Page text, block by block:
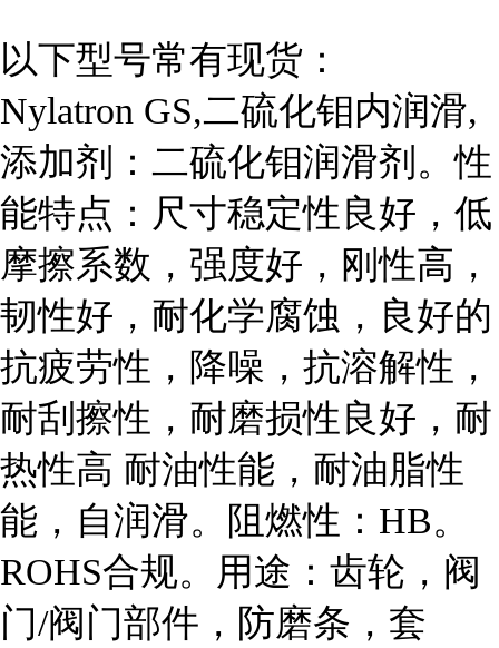
以下型号常有现货：
Nylatron GS,二硫化钼内润滑,
添加剂：二硫化钼润滑剂。性
能特点：尺寸稳定性良好，低
摩擦系数，强度好，刚性高，
韧性好，耐化学腐蚀，良好的
抗疲劳性，降噪，抗溶解性，
耐刮擦性，耐磨损性良好，耐
热性高 耐油性能，耐油脂性
能，自润滑。阻燃性：HB。
ROHS合规。用途：齿轮，阀
门/阀门部件，防磨条，套